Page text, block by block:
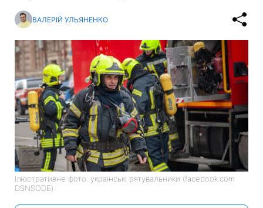
ВАЛЕРІЙ УЛЬЯНЕНКО
Ілюстративне фото: українські рятувальники (facebook.com
DSNSODE)